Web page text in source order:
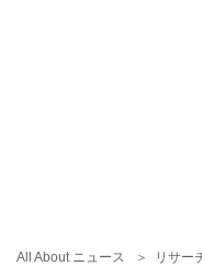
All About ニュース リサー